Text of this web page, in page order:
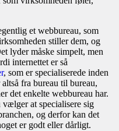
et webbureau, som
stiller dem, og
lyder måske simpelt, men
internettet er så
, som er specialiserede inden
fra bureau til bureau,
det enkelte webbureau har.
at specialisere sig
og derfor kan det
er godt eller dårligt.